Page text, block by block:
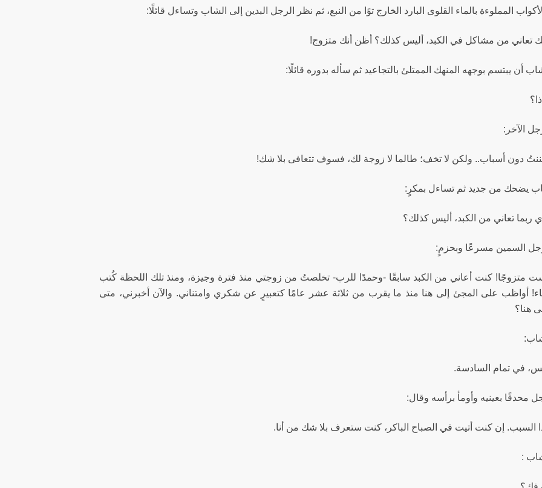
المملوءة بالماء القلوى البارد الخارج توًا من النبع، ثم نظر الرجل البدين إلى الشاب وتساءل قائلًا:
تعاني من مشاكل في الكبد، أليس كذلك؟ أظن أنك متزوج!
أن يبتسم بوجهه المنهك الممتلئ بالتجاعيد ثم سأله بدوره قائلًا:
الآخر:
دون أسباب.. ولكن لا تخف؛ طالما لا زوجة لك، فسوف تتعافى بلا شك!
يضحك من جديد ثم تساءل بمكرٍ:
ربما تعاني من الكبد، أليس كذلك؟
السمين مسرعًا وبحزمٍ:
متزوجًا! كنت أعاني من الكبد سابقًا -وحمدًا للرب- تخلصتُ من زوجتي منذ فترة وجيزة، ومنذ تلك اللحظة كُتب
أواظب على المجئ إلى هنا منذ ما يقرب من ثلاثة عشر عامًا كتعبيرٍ عن شكري وامتناني. والآن أخبرني، متى
هنا؟
في تمام السادسة.
محدقًا بعينيه وأومأ برأسه وقال:
السبب. إن كنت أتيت في الصباح الباكر، كنت ستعرف بلا شك من أنا.
: